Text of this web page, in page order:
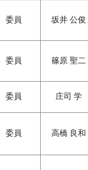
委員 坂井 公俊
委員 篠原 聖二
委員 庄司 学
委員 高橋 良和